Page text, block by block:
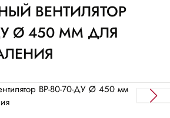
ВЕНТИЛЯТОР
Ø 450 ММ ДЛЯ